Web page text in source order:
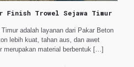
Finish Trowel Sejawa Timur
adalah layanan dari Pakar Beton
lebih kuat, tahan aus, dan awet
merupakan material berbentuk […]